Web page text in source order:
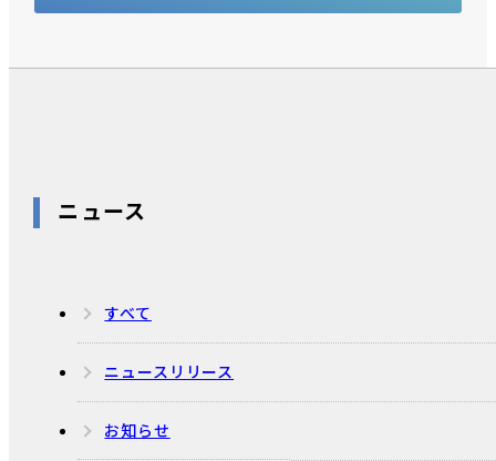
ニュース
すべて
ニュースリリース
お知らせ